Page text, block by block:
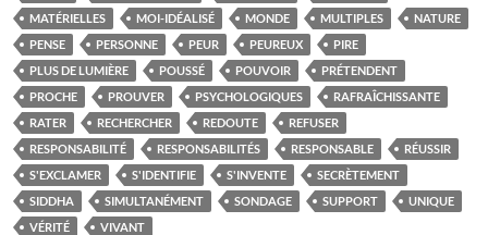
MATÉRIELLES
MOI-IDÉALISÉ MONDE MULTIPLES
NATURE
PENSE
PERSONNE PEUR PEUREUX
PIRE
PLUS DE LUMIÈRE
POUSSÉ POUVOIR
PRÉTENDENT
PROCHE
PROUVER PSYCHOLOGIQUES
RAFRAÎCHISSANTE
RATER
RECHERCHER REDOUTE
REFUSER
RESPONSABILITÉ
RESPONSABILITÉS RESPONSABLE
RÉUSSIR
S'EXCLAMER
S'IDENTIFIE S'INVENTE
SECRÈTEMENT
SIDDHA
SIMULTANÉMENT SONDAGE SUPPORT
UNIQUE
VÉRITÉ
VIVANT